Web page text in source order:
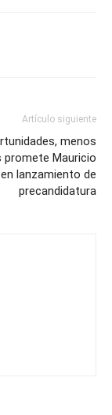
Artículo siguiente
menos
promete Mauricio
lanzamiento de
precandidatura